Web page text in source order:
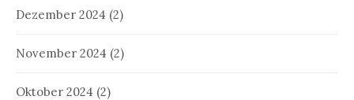
Dezember 2024 (2)
November 2024 (2)
Oktober 2024 (2)